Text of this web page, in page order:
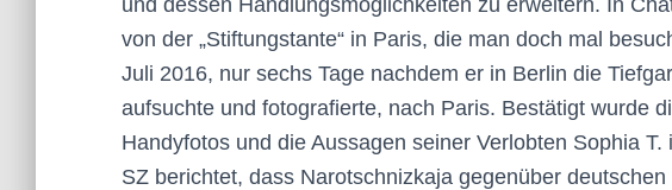
und dessen Handlungsmöglichkeiten zu erweitern. In
von der „Stiftungstante“ in Paris, die man doch mal
Juli 2016, nur sechs Tage nachdem er in Berlin die
aufsuchte und fotografierte, nach Paris. Bestätigt wurde
Handyfotos und die Aussagen seiner Verlobten Sophia
SZ berichtet, dass Narotschnizkaja gegenüber